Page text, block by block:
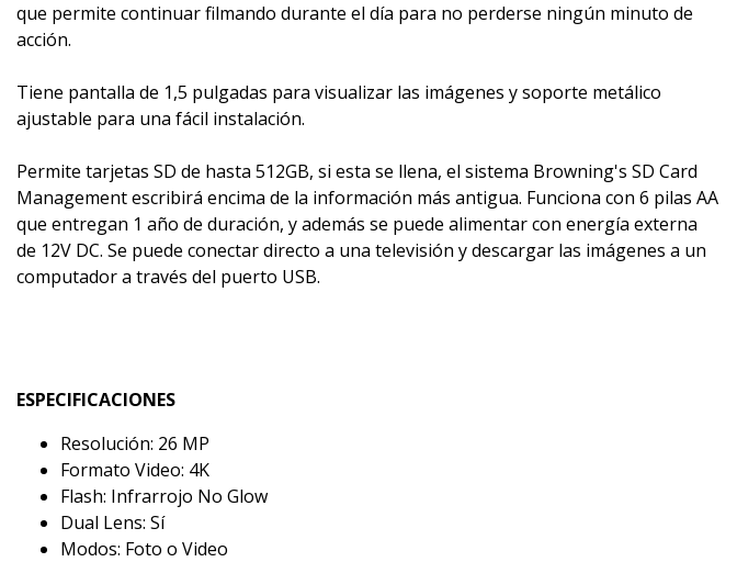
que permite continuar filmando durante el día para no perderse ningún minuto de
acción.
Tiene pantalla de 1,5 pulgadas para visualizar las imágenes y soporte metálico
ajustable para una fácil instalación.
Permite tarjetas SD de hasta 512GB, si esta se llena, el sistema Browning's SD Card
Management escribirá encima de la información más antigua. Funciona con 6 pilas AA
que entregan 1 año de duración, y además se puede alimentar con energía externa
de 12V DC. Se puede conectar directo a una televisión y descargar las imágenes a un
computador a través del puerto USB.
ESPECIFICACIONES
Resolución: 26 MP
Formato Video: 4K
Flash: Infrarrojo No Glow
Dual Lens: Sí
Modos: Foto o Video